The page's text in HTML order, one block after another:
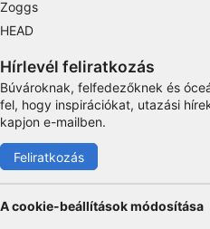
Zoggs
HEAD
Hírlevél feliratkozás
Búvároknak, felfedezőknek és
fel, hogy inspirációkat, utazási
kapjon e-mailben.
Feliratkozás
A cookie-beállítások módosítása